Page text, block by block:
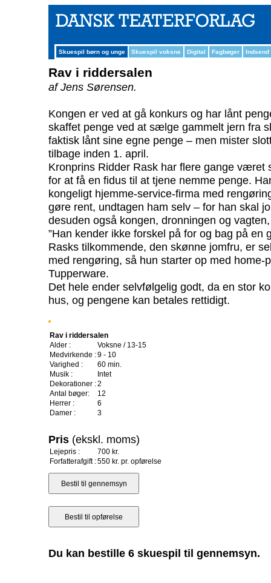
Skuespil børn og unge Skuespil voksne Digital Fagbøger Indsend
Rav i riddersalen
af Jens Sørensen.
Kongen er ved at gå konkurs og har lånt
skaffet penge ved at sælge gammelt jern fra
faktisk lånt sine egne penge – men mister
tilbage inden 1. april.
Kronprins Ridder Rask har flere gange været
for at få en fidus til at tjene nemme penge.
kongeligt hjemme-service-firma med
gøre rent, undtagen ham selv – for han skal
desuden også kongen, dronningen og
”Han kender ikke forskel på for og bag på en
Rasks tilkommende, den skønne jomfru, er
med rengøring, så hun starter op med
Tupperware.
Det hele ender selvfølgelig godt, da en stor
hus, og pengene kan betales rettidigt.
Rav i riddersalen
Alder :
Voksne / 13-15
Medvirkende :9 - 10
Varighed :
60 min.
Musik :
Intet
Dekorationer :2
Antal bøger:
12
Herrer :
6
Damer :
3
Pris (ekskl. moms)
Lejepris :
700 kr.
Forfatterafgift :550 kr. pr. opførelse
Du kan bestille 6 skuespil til gennemsyn.